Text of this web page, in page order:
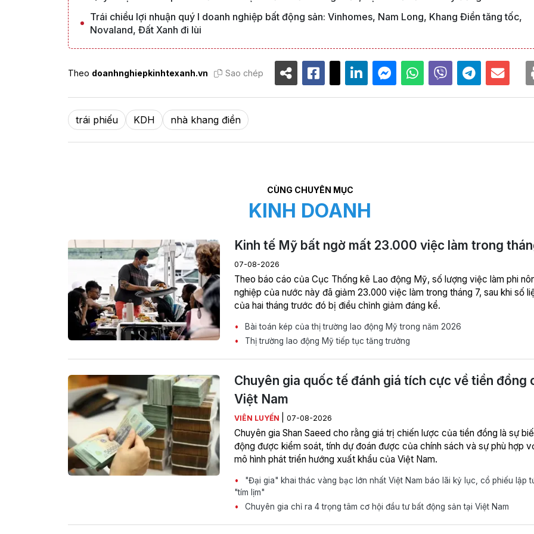
Trái chiều lợi nhuận quý I doanh nghiệp bất động sản: Vinhomes, Nam Long, Khang Điền tăng tốc,
Novaland, Đất Xanh đi lùi
Theo doanhnghiepkinhtexanh.vn Sao chép
trái phiếu KDH nhà khang điền
CÙNG CHUYÊN MỤC
KINH DOANH
Kinh tế Mỹ bất ngờ mất 23.000 việc làm trong
07-08-2026
Theo báo cáo của Cục Thống kê Lao động Mỹ, số lượng việc làm phi
nghiệp của nước này đã giảm 23.000 việc làm trong tháng 7, sau khi số
của hai tháng trước đó bị điều chỉnh giảm đáng kể.
Bài toán kép của thị trường lao động Mỹ trong năm 2026
Thị trường lao động Mỹ tiếp tục tăng trưởng
Chuyên gia quốc tế đánh giá tích cực về tiền đồng
Việt Nam
VIÊN LUYẾN 07-08-2026
Chuyên gia Shan Saeed cho rằng giá trị chiến lược của tiền đồng là sự
động được kiểm soát, tính dự đoán được của chính sách và sự phù hợp
mô hình phát triển hướng xuất khẩu của Việt Nam.
"Đại gia" khai thác vàng bạc lớn nhất Việt Nam báo lãi kỷ lục, cổ phiếu lập
"tím lịm"
Chuyên gia chỉ ra 4 trọng tâm cơ hội đầu tư bất động sản tại Việt Nam